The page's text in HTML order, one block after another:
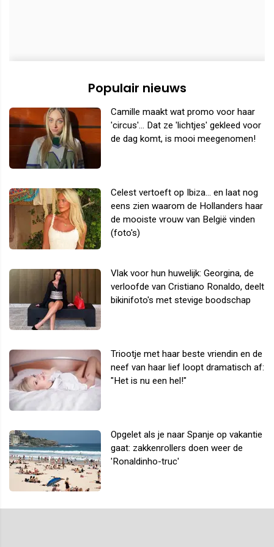
Populair nieuws
Camille maakt wat promo voor haar
'circus'... Dat ze 'lichtjes' gekleed voor
de dag komt, is mooi meegenomen!
Celest vertoeft op Ibiza... en laat nog
eens zien waarom de Hollanders haar
de mooiste vrouw van België vinden
(foto's)
Vlak voor hun huwelijk: Georgina, de
verloofde van Cristiano Ronaldo, deelt
bikinifoto's met stevige boodschap
Triootje met haar beste vriendin en de
neef van haar lief loopt dramatisch af:
"Het is nu een hel!"
Opgelet als je naar Spanje op vakantie
gaat: zakkenrollers doen weer de
'Ronaldinho-truc'